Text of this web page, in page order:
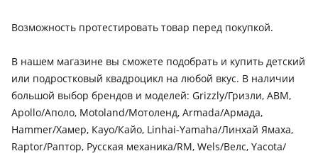
Возможность протестировать товар перед покупкой.
В нашем магазине вы сможете подобрать и купить детский
или подростковый квадроцикл на любой вкус. В наличии
большой выбор брендов и моделей: Grizzly/Гризли, АВМ,
Ароllо/Аполо, Моtоlаnd/Мотоленд, Аrmаdа/Армада,
Наmmеr/Хамер, Каyо/Кайо, Linhаi-Yаmаhа/Линхай Ямаха,
Rарtоr/Раптор, Русская механика/RM, Wеls/Велс, Yасоtа/